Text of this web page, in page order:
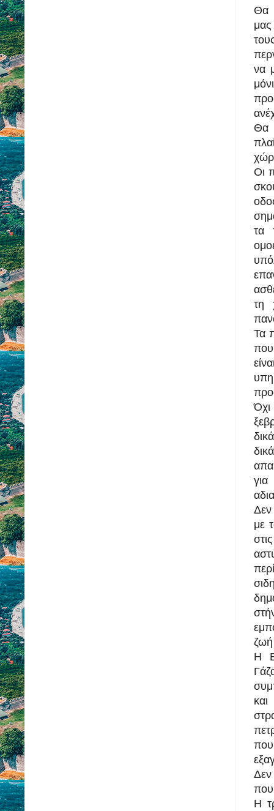
Θα
να
Θα
Οι
τα
τη
Τα
Δεν
με
Η
και
Δεν
που
Η